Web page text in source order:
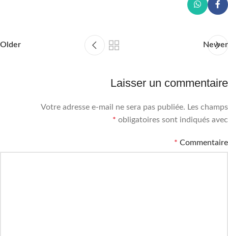
Newer
Older
Laisser un commentaire
Votre adresse e-mail ne sera pas publiée. Les champs
obligatoires sont indiqués avec
*
Commentaire
*